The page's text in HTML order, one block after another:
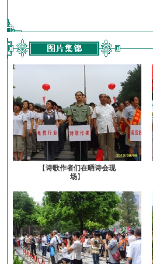
【诗歌作者们在晒诗会现
场】